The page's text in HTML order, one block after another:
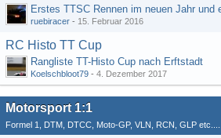
ruebiracer - 15. Februar 2016
RC Histo TT Cup
Rangliste TT-Histo Cup nach Erftstadt
Koelschbloot79 - 4. Dezember 2017
Motorsport 1:1
Formel 1, DTM, DTCC, Moto-GP, VLN, RCN, GLP etc......